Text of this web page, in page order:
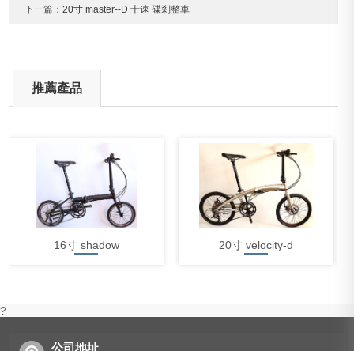
下一篇：20寸 master--D 十速 碟剎整車
推薦產品
16寸 shadow 20寸 velocity-d
?
公司地址